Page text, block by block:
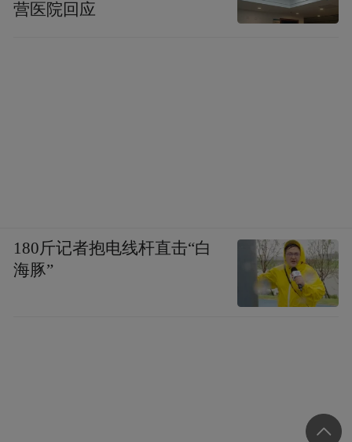
营医院回应
180斤记者抱电线杆直击“白
海豚”